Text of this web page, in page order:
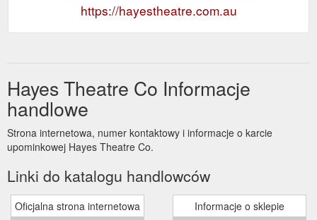
https://hayestheatre.com.au
Hayes Theatre Co Informacje
handlowe
Strona internetowa, numer kontaktowy i informacje o karcie
upominkowej Hayes Theatre Co.
Linki do katalogu handlowców
Oficjalna strona internetowa Informacje o sklepie